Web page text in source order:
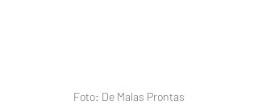
Foto: De Malas Prontas